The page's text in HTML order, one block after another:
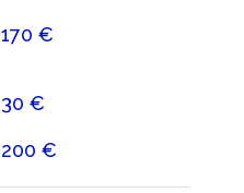
170 €
30 €
200 €